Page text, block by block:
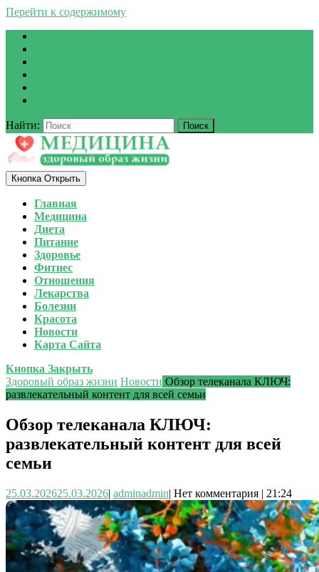
Перейти к содержимому
Найти:
Кнопка Открыть
Главная
Медицина
Диета
Питание
Здоровье
Фитнес
Отношения
Лекарства
Болезни
Красота
Новости
Карта Сайта
Кнопка Закрыть
Здоровый образ жизни Новости Обзор телеканала КЛЮЧ:
развлекательный контент для всей семьи
Обзор телеканала КЛЮЧ:
развлекательный контент для всей
семьи
25.03.202625.03.2026| adminadmin| Нет комментария | 21:24